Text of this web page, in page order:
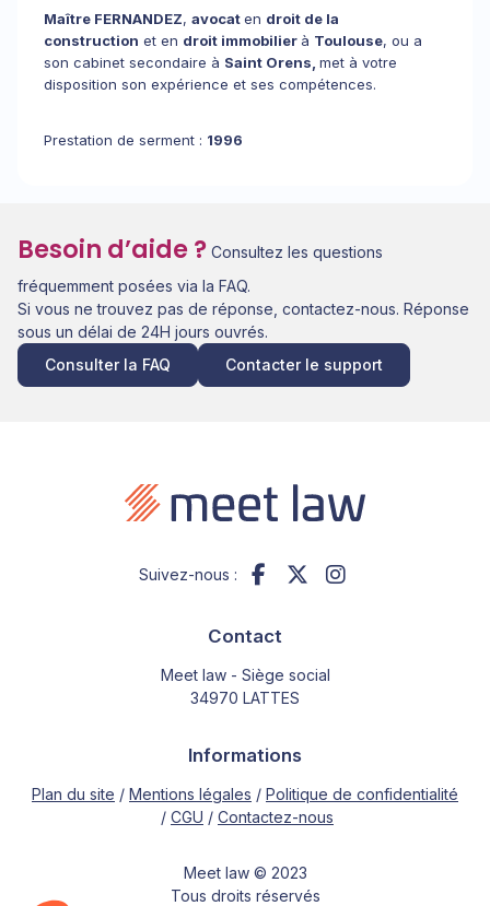
Maître FERNANDEZ, avocaten droit de la
construction et en droit immobilier à Toulouse, ou a
son cabinet secondaire à Saint Orens, met à votre
disposition son expérience et ses compétences.
Prestation de serment : 1996
Besoin d’aide ? Consultez les questions
fréquemment posées via la FAQ.
Si vous ne trouvez pas de réponse, contactez-nous. Réponse
sous un délai de 24H jours ouvrés.
Consulter la FAQ
Contacter le support
Suivez-nous :
Contact
Meet law - Siège social
34970 LATTES
Informations
Plan du site Mentions légales
Politique de confidentialité
CGU
Contactez-nous
Meet law © 2023
Tous droits réservés